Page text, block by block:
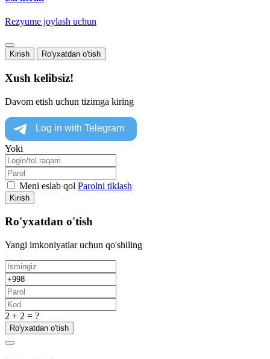
Rezyume joylash uchun
Kirish Ro'yxatdan o'tish
Xush kelibsiz!
Davom etish uchun tizimga kiring
Yoki
Meni eslab qol Parolni tiklash
Kirish
Ro'yxatdan o'tish
Yangi imkoniyatlar uchun qo'shiling
2 + 2 = ?
Ro'yxatdan o'tish